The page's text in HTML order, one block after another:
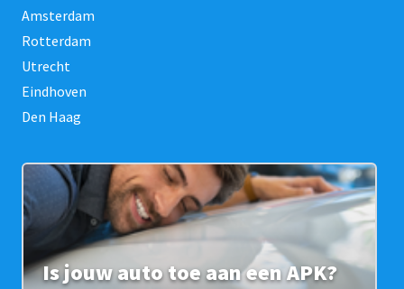
Amsterdam
Rotterdam
Utrecht
Eindhoven
Den Haag
Is jouw auto toe aan een APK?